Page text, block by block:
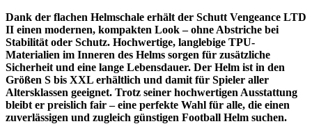
Dank der flachen Helmschale erhält der Schutt Vengeance LTD
II einen modernen, kompakten Look – ohne Abstriche bei
Stabilität oder Schutz. Hochwertige, langlebige TPU-
Materialien im Inneren des Helms sorgen für zusätzliche
Sicherheit und eine lange Lebensdauer. Der Helm ist in den
Größen S bis XXL erhältlich und damit für Spieler aller
Altersklassen geeignet. Trotz seiner hochwertigen Ausstattung
bleibt er preislich fair – eine perfekte Wahl für alle, die einen
zuverlässigen und zugleich günstigen Football Helm suchen.